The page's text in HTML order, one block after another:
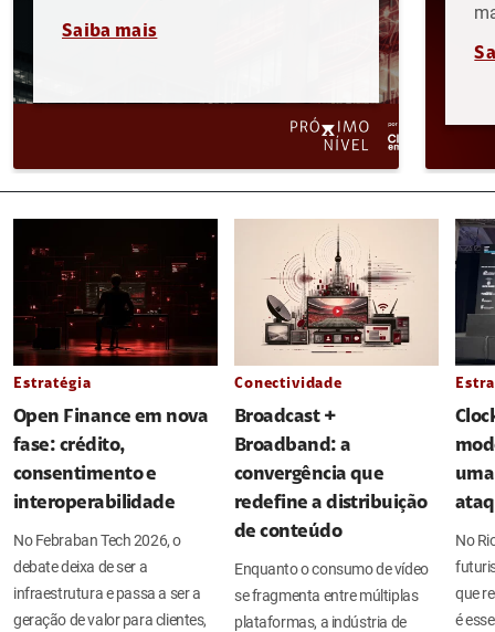
Saiba mais
Estratégia
Open Finance em nova
fase: crédito,
consentimento e
interoperabilidade
No Febraban Tech 2026, o
debate deixa de ser a
infraestrutura e passa a ser a
geração de valor para clientes,
Conectividade
Broadcast +
Broadband: a
convergência que
redefine a distribuição
de conteúdo
Enquanto o consumo de vídeo
se fragmenta entre múltiplas
plataformas, a indústria de
No
que
é